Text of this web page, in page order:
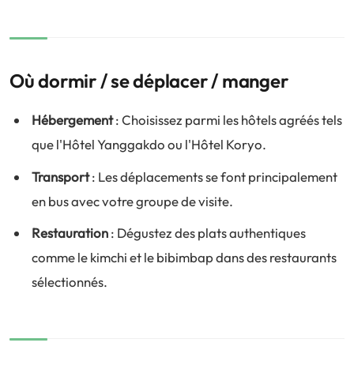
Où dormir / se déplacer / manger
Hébergement: Choisissez parmi les hôtels agréés tels
que l'Hôtel Yanggakdo ou l'Hôtel Koryo.
Transport: Les déplacements se font principalement
en bus avec votre groupe de visite.
Restauration: Dégustez des plats authentiques
comme le kimchi et le bibimbap dans des restaurants
sélectionnés.